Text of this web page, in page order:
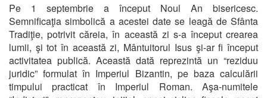
Pe 1 septembrie a început Noul An bisericesc.
Semnificaţia simbolică a acestei date se leagă de Sfânta
Tradiţie, potrivit căreia, în această zi s-a început crearea
lumii, şi tot în această zi, Mântuitorul Isus şi-ar fi început
activitatea publică. Această dată reprezintă un “reziduu
juridic” formulat în Imperiul Bizantin, pe baza calculării
timpului practicat în Imperiul Roman. Aşa-numitele